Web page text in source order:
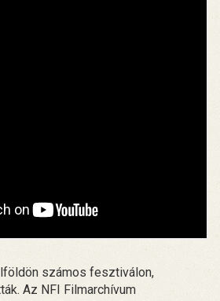
számos fesztiválon,
Az NFI Filmarchívum